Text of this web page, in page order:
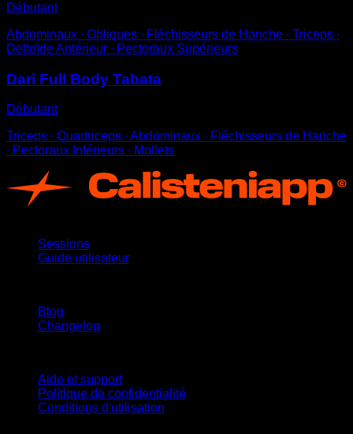
Débutant
Abdominaux ∙ Obliques ∙ Fléchisseurs de Hanche ∙ Triceps ∙
Deltoïde Antérieur ∙ Pectoraux Supérieurs
Dari Full Body Tabata
Débutant
Triceps ∙ Quadriceps ∙ Abdominaux ∙ Fléchisseurs de Hanche
∙ Pectoraux Inférieurs ∙ Mollets
Sessions
Guide utilisateur
Blog
Changelog
Aide et support
Politique de confidentialité
Conditions d'utilisation